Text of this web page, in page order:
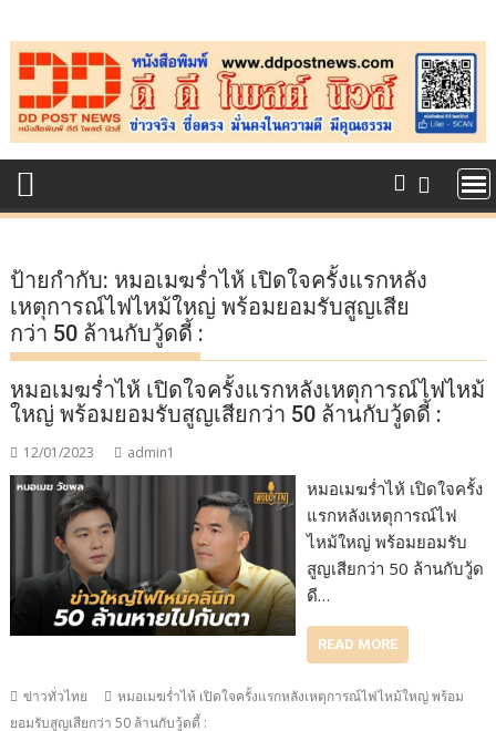
to
content
ป้ายกำกับ: หมอเมฆร่ำไห้ เปิดใจครั้งแรกหลัง
เหตุการณ์ไฟไหม้ใหญ่ พร้อมยอมรับสูญเสีย
กว่า 50 ล้านกับวู้ดดี้ :
หมอเมฆร่ำไห้ เปิดใจครั้งแรกหลังเหตุการณ์ไฟไหม้
ใหญ่ พร้อมยอมรับสูญเสียกว่า 50 ล้านกับวู้ดดี้ :
12/01/2023 admin1
หมอเมฆร่ำไห้ เปิดใจครั้ง
แรกหลังเหตุการณ์ไฟ
ไหม้ใหญ่ พร้อมยอมรับ
สูญเสียกว่า 50 ล้านกับวู้ด
ดี…
READ MORE
ข่าวทั่วไทย
หมอเมฆร่ำไห้ เปิดใจครั้งแรกหลังเหตุการณ์ไฟไหม้ใหญ่ พร้อม
ยอมรับสูญเสียกว่า 50 ล้านกับวู้ดดี้ :